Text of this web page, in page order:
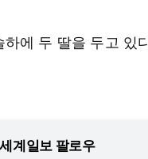
에 두 딸을 두고 있
계일보 팔로우